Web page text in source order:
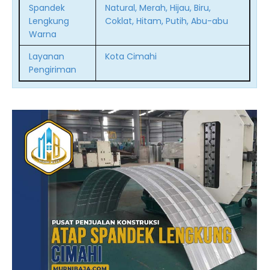
Spandek
Lengkung
Warna
Natural, Merah, Hijau, Biru,
Coklat, Hitam, Putih, Abu-abu
Layanan
Pengiriman
Kota Cimahi